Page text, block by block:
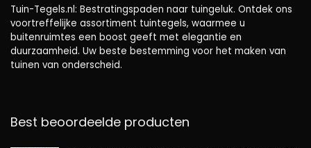
Tuin-Tegels.nl: Bestratingspaden naar tuingeluk. Ontdek ons ​​
voortreffelijke assortiment tuintegels, waarmee u
buitenruimtes een boost geeft met elegantie en
duurzaamheid. Uw beste bestemming voor het maken van
tuinen van onderscheid.
Best beoordeelde producten